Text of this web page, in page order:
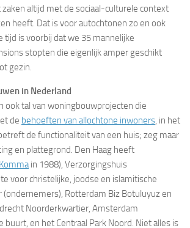
altijd met de sociaal-culturele context
heeft. Dat is voor autochtonen zo en ook
tijd is voorbij dat we 35 mannelijke
stopten die eigenlijk amper geschikt
gezin.
in Nederland
ook tal van woningbouwprojecten die
de behoeften van allochtone inwoners, in het
de functionaliteit van een huis; zeg maar
en plattegrond. Den Haag heeft
in 1988), Verzorgingshuis
voor christelijke, joodse en islamitische
(ondernemers), Rotterdam Biz Botuluyuz en
Noorderkwartier, Amsterdam
buurt, en het Centraal Park Noord. Niet alles is